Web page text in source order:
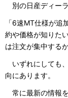
別の日産ディー
「6速MT仕様が
約や価格が知りた
は注文が集中する
いずれにしても
向にあります。
常に最新の情報